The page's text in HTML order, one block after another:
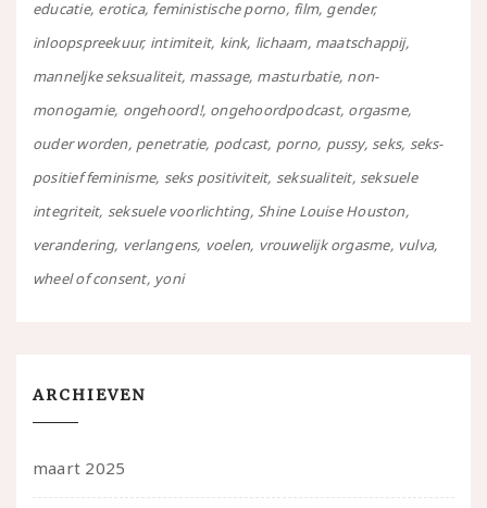
educatie erotica feministische porno film gender
inloopspreekuur intimiteit kink lichaam maatschappij
manneljke seksualiteit massage masturbatie non-
monogamie ongehoord! ongehoordpodcast orgasme
ouder worden penetratie podcast porno pussy seks seks-
positief feminisme seks positiviteit seksualiteit seksuele
integriteit seksuele voorlichting Shine Louise Houston
verandering verlangens voelen vrouwelijk orgasme vulva
wheel of consent yoni
ARCHIEVEN
maart 2025